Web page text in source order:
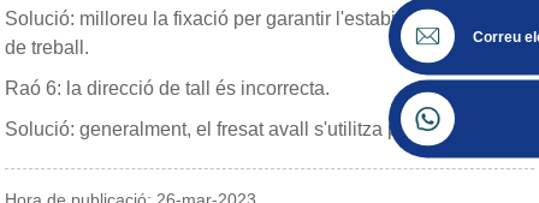
Solució: milloreu la fixació per garantir l'estabilitat de la peça
de treball.
Raó 6: la direcció de tall és incorrecta.
Solució: generalment, el fresat avall s'utilitza per tallar
Correu